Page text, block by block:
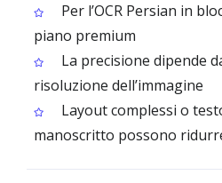
Per l’OCR Persian in
piano premium
La precisione dipende
risoluzione dell’immagine
Layout complessi o
manoscritto possono